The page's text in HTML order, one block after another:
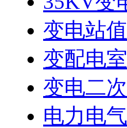
变电站
变配电
变电二
电力电